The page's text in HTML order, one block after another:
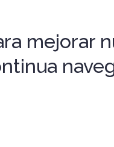
mejorar